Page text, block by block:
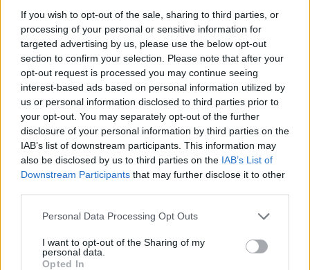
If you wish to opt-out of the sale, sharing to third parties, or
processing of your personal or sensitive information for
targeted advertising by us, please use the below opt-out
section to confirm your selection. Please note that after your
opt-out request is processed you may continue seeing
interest-based ads based on personal information utilized by
us or personal information disclosed to third parties prior to
your opt-out. You may separately opt-out of the further
disclosure of your personal information by third parties on the
IAB’s list of downstream participants. This information may
also be disclosed by us to third parties on the IAB’s List of
Downstream Participants that may further disclose it to other
Personal Data Processing Opt Outs
I want to opt-out of the Sharing of my
personal data.
Opted In
CONDIVIDI QUESTO ARTICOLO:
E-mail LinkedIn Facebook
X Mastodon Telegram
WhatsApp Stampa Altro
LE MIGLIORI OFFERTE AMAZON